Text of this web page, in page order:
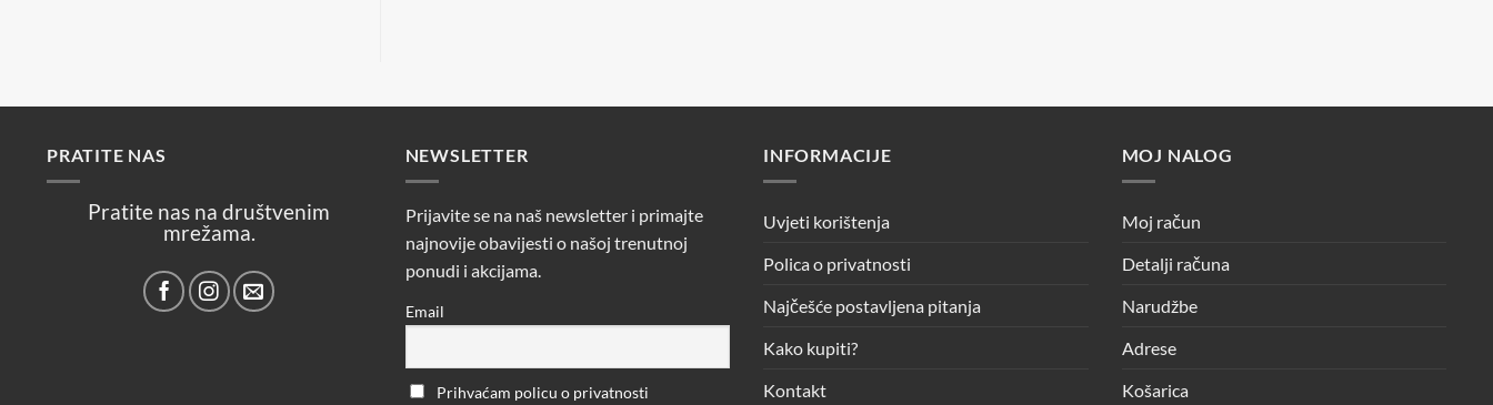
PRATITE NAS
Pratite nas na društvenim
mrežama.
NEWSLETTER
Prijavite se na naš newsletter i primajte
najnovije obavijesti o našoj trenutnoj
ponudi i akcijama.
Email
Prihvaćam policu o privatnosti
INFORMACIJE
Uvjeti korištenja
Polica o privatnosti
Najčešće postavljena pitanja
Kako kupiti?
Kontakt
MOJ NALOG
Moj račun
Detalji računa
Narudžbe
Adrese
Košarica